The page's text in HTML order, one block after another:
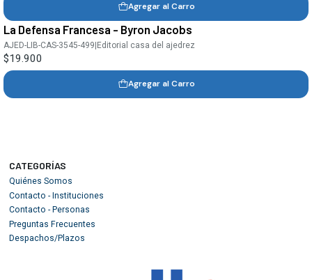
Agregar al Carro
La Defensa Francesa - Byron Jacobs
AJED-LIB-CAS-3545-499 Editorial casa del ajedrez
$19.900
Agregar al Carro
CATEGORÍAS
Quiénes Somos
Contacto - Instituciones
Contacto - Personas
Preguntas Frecuentes
Despachos/Plazos